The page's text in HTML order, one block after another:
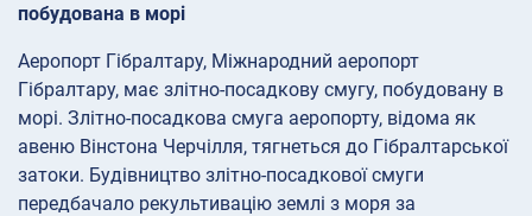
побудована в морі
Аеропорт Гібралтару, Міжнародний аеропорт
Гібралтару, має злітно-посадкову смугу, побудовану в
морі. Злітно-посадкова смуга аеропорту, відома як
авеню Вінстона Черчілля, тягнеться до Гібралтарської
затоки. Будівництво злітно-посадкової смуги
передбачало рекультивацію землі з моря за